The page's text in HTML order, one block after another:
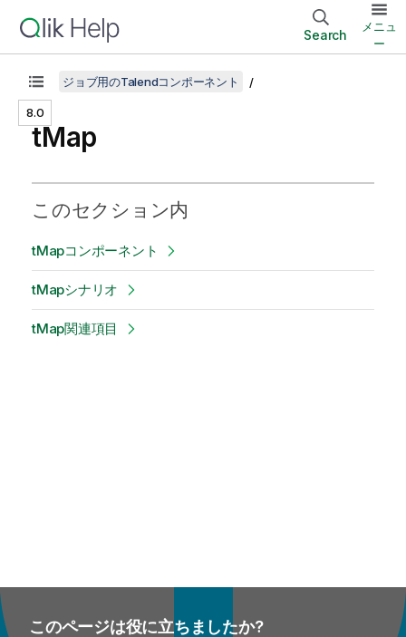
Search
メニュ
ー
8.0
ジョブ用のTalendコンポーネント
tMap
このセクション内
tMapコンポーネント
tMapシナリオ
tMap関連項目
このページは役に立ちましたか?